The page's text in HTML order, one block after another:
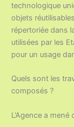
technologique
objets
répertoriée dans
utilisées par les
pour un usage
Quels sont les
composés ?
L’Agence a